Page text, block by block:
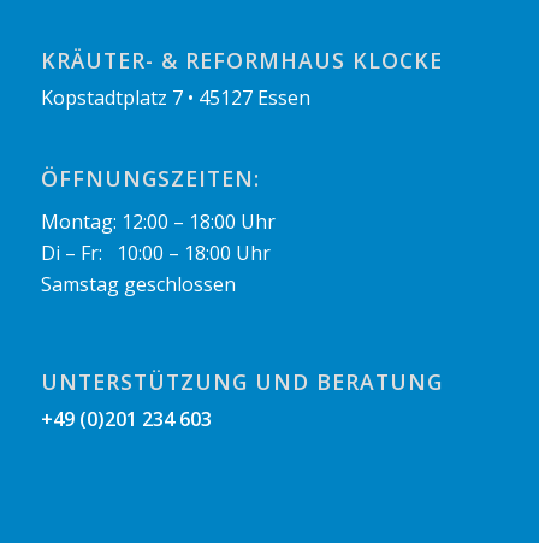
KRÄUTER- & REFORMHAUS KLOCKE
Kopstadtplatz 7 • 45127 Essen
ÖFFNUNGSZEITEN:
Montag: 12:00 – 18:00 Uhr
Di – Fr: 10:00 – 18:00 Uhr
Samstag geschlossen
UNTERSTÜTZUNG UND BERATUNG
+49 (0)201 234 603